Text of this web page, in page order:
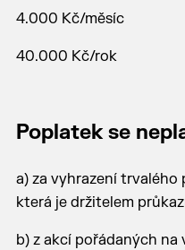
4.000 Kč/měsíc
40.000 Kč/rok
Poplatek se
a) za vyhrazení
která je držitelem
b) z akcí pořádaných